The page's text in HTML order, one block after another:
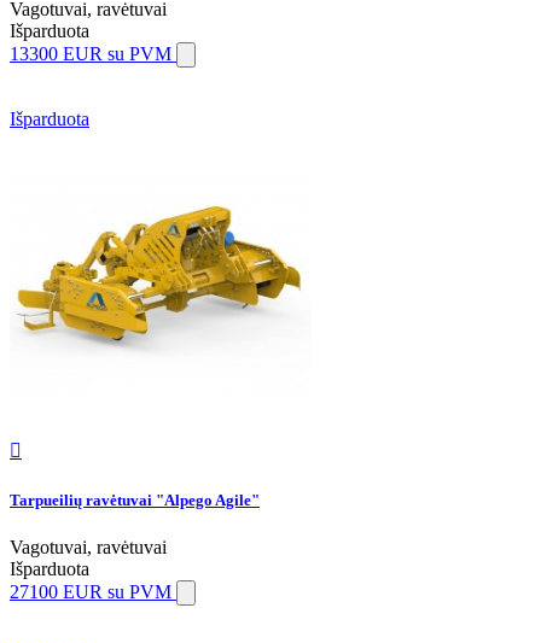
Vagotuvai, ravėtuvai
Išparduota
13300 EUR su PVM
Išparduota

Tarpueilių ravėtuvai "Alpego Agile"
Vagotuvai, ravėtuvai
Išparduota
27100 EUR su PVM